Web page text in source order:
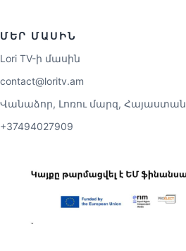
ՄԵՐ ՄԱՍԻՆ
Lori TV-ի մասին
contact@loritv.am
Վանաձոր, Լոռու մարզ, Հայաստան
+37494027909